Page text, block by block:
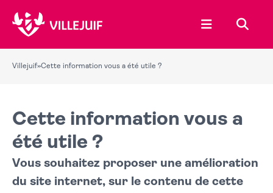
Ouvrir le
Villejuif»Cette information vous a été utile ?
Cette information vous a
été utile ?
Vous souhaitez proposer une amélioration
du site internet, sur le contenu de cette